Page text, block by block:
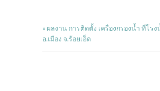
« ผลงาน การติดตั้ง เครื่องกรองน้ำ ที่โร
อ.เมือง จ.ร้อยเอ็ด